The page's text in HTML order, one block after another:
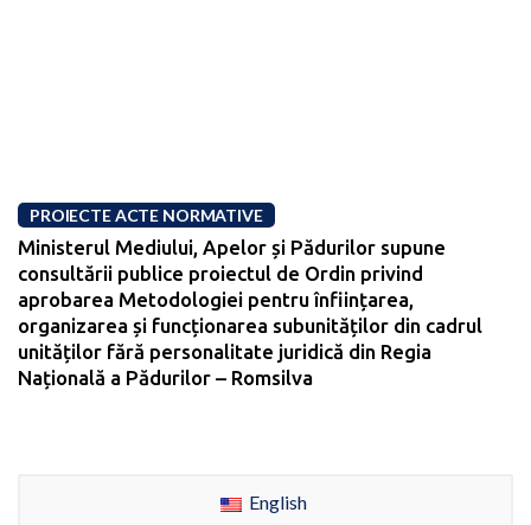
PROIECTE ACTE NORMATIVE
Ministerul Mediului, Apelor și Pădurilor supune
consultării publice proiectul de Ordin privind
aprobarea Metodologiei pentru înființarea,
organizarea și funcționarea subunităților din cadrul
unităților fără personalitate juridică din Regia
Națională a Pădurilor – Romsilva
English